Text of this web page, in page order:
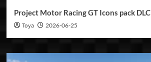
Project Motor Racing GT Icons pack DLC
Toya 2026-06-25